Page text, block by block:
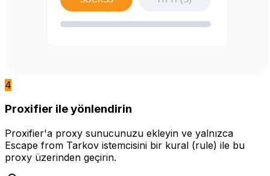
4
Proxifier ile yönlendirin
Proxifier'a proxy sunucunuzu ekleyin ve yalnızca
Escape from Tarkov istemcisini bir kural (rule) ile bu
proxy üzerinden geçirin.